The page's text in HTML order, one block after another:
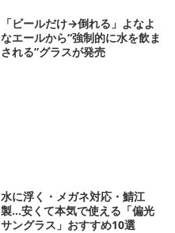
「ビールだけ→倒れる」よなよ
なエールから“強制的に水を飲ま
される”グラスが発売
水に浮く・メガネ対応・鯖江
製…安くて本気で使える「偏光
サングラス」おすすめ10選